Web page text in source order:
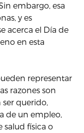
embargo, esa
y es
acerca el Día de
en esta
representar
razones son
ser querido,
de un empleo,
salud física o